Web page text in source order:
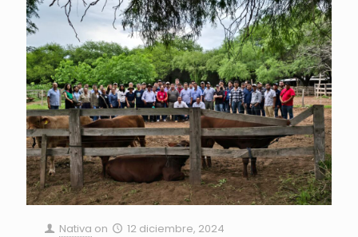
Nativa on
12 diciembre, 2024